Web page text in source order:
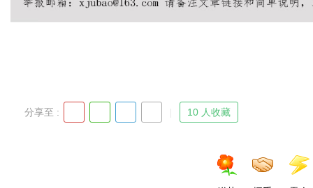
分享至 : 10 人收藏